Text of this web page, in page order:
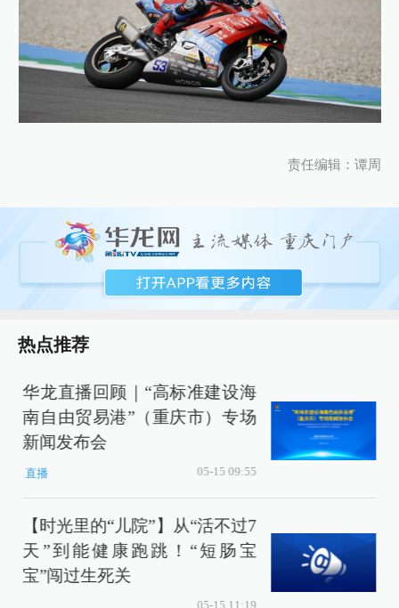
责任编辑：谭周
热点推荐
华龙直播回顾｜“高标准建设海
南自由贸易港”（重庆市）专场
新闻发布会
直播 05-15 09:55
【时光里的“儿院”】从“活不过7
天”到能健康跑跳！“短肠宝
宝”闯过生死关
05-15 11:19